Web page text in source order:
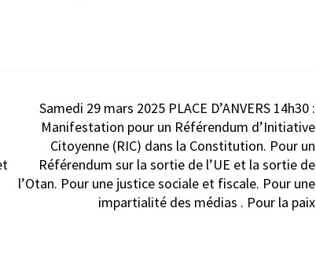
Samedi 29 mars 2025 PLACE D’ANVERS 14h30 :
Manifestation pour un Référendum d’Initiative
Citoyenne (RIC) dans la Constitution. Pour un
Référendum sur la sortie de l’UE et la sortie de
l’Otan. Pour une justice sociale et fiscale. Pour une
impartialité des médias . Pour la paix